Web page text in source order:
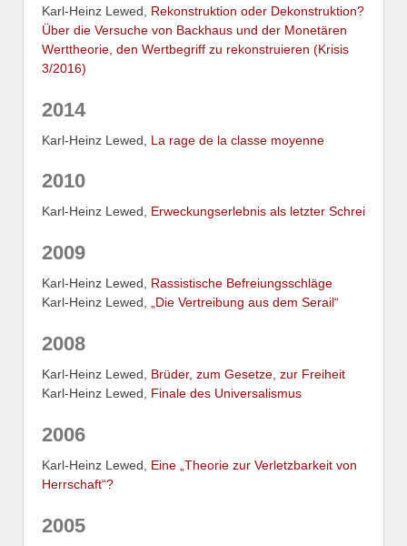
Karl-Heinz Lewed, Rekonstruktion oder Dekonstruktion?
Über die Versuche von Backhaus und der Monetären
Werttheorie, den Wertbegriff zu rekonstruieren (Krisis
3/2016)
2014
Karl-Heinz Lewed, La rage de la classe moyenne
2010
Karl-Heinz Lewed, Erweckungserlebnis als letzter Schrei
2009
Karl-Heinz Lewed, Rassistische Befreiungsschläge
Karl-Heinz Lewed, „Die Vertreibung aus dem Serail“
2008
Karl-Heinz Lewed, Brüder, zum Gesetze, zur Freiheit
Karl-Heinz Lewed, Finale des Universalismus
2006
Karl-Heinz Lewed, Eine „Theorie zur Verletzbarkeit von
Herrschaft“?
2005